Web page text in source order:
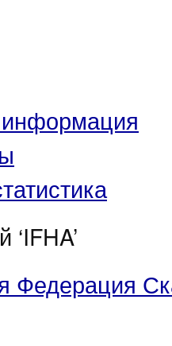
Федерация